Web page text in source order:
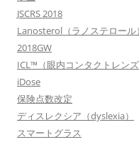
JSCRS 2018
Lanosterol（ラノステロール）
2018GW
ICL™（眼内コンタクトレンズ
iDose
保険点数改定
ディスレクシア（dyslexia）
スマートグラス